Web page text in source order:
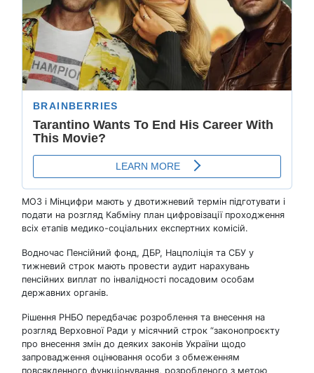
МОЗ і Мінцифри мають у двотижневий термін підготувати і
подати на розгляд Кабміну план цифровізації проходження
всіх етапів медико-соціальних експертних комісій.
Водночас Пенсійний фонд, ДБР, Нацполіція та СБУ у
тижневий строк мають провести аудит нарахувань
пенсійних виплат по інвалідності посадовим особам
державних органів.
Рішення РНБО передбачає розроблення та внесення на
розгляд Верховної Ради у місячний строк “законопроєкту
про внесення змін до деяких законів України щодо
запровадження оцінювання особи з обмеженням
повсякденного функціонування, розробленого з метою